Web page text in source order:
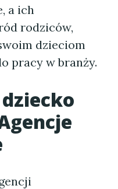
a ich
rodziców,
dzieciom
pracy w branży.
dziecko